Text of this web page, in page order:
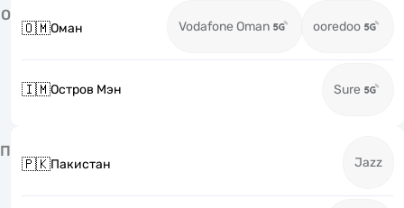
О
🇴🇲Оман Vodafone Oman ooredoo
🇮🇲Остров Мэн Sure
П
🇵🇰Пакистан Jazz